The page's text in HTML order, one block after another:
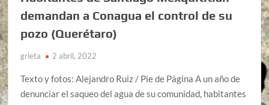
demandan a Conagua el control de su
pozo (Querétaro)
grieta 2 abril, 2022
Texto y fotos: Alejandro Ruiz / Pie de Página A un año de
denunciar el saqueo del agua de su comunidad, habitantes